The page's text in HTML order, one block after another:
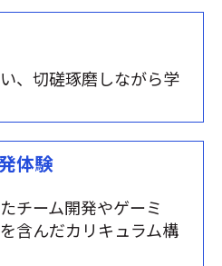
、切磋琢磨しながら学
体験
チーム開発やゲーミ
含んだカリキュラム構